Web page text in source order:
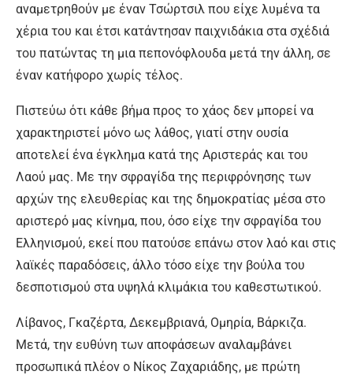
αναμετρηθούν με έναν Τσώρτσιλ που είχε λυμένα τα
χέρια του και έτσι κατάντησαν παιχνιδάκια στα σχέδιά
του πατώντας τη μια πεπονόφλουδα μετά την άλλη, σε
έναν κατήφορο χωρίς τέλος.
Πιστεύω ότι κάθε βήμα προς το χάος δεν μπορεί να
χαρακτηριστεί μόνο ως λάθος, γιατί στην ουσία
αποτελεί ένα έγκλημα κατά της Αριστεράς και του
Λαού μας. Με την σφραγίδα της περιφρόνησης των
αρχών της ελευθερίας και της δημοκρατίας μέσα στο
αριστερό μας κίνημα, που, όσο είχε την σφραγίδα του
Ελληνισμού, εκεί που πατούσε επάνω στον λαό και στις
λαϊκές παραδόσεις, άλλο τόσο είχε την βούλα του
δεσποτισμού στα υψηλά κλιμάκια του καθεστωτικού.
Λίβανος, Γκαζέρτα, Δεκεμβριανά, Ομηρία, Βάρκιζα.
Μετά, την ευθύνη των αποφάσεων αναλαμβάνει
προσωπικά πλέον ο Νίκος Ζαχαριάδης, με πρώτη